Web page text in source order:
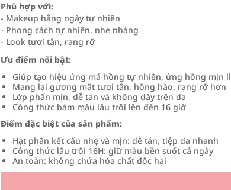
Phù hợp với:
- Makeup hằng ngày tự nhiên
- Phong cách tự nhiên, nhẹ nhàng
- Look tươi tắn, rạng rỡ
Ưu điểm nổi bật:
Giúp tạo hiệu ứng má hồng tự nhiên, ửng hồng mịn lì
Mang lại gương mặt tươi tắn, hồng hào, rạng rỡ hơn
Lớp phấn mịn, dễ tán và không dày trên da
Công thức bám màu lâu trôi lên đến 16 giờ
Điểm đặc biệt của sản phẩm:
Hạt phấn kết cấu nhẹ và mịn: dễ tán, tiệp da nhanh
Công thức lâu trôi 16H: giữ màu bền suốt cả ngày
An toàn: không chứa hóa chất độc hại